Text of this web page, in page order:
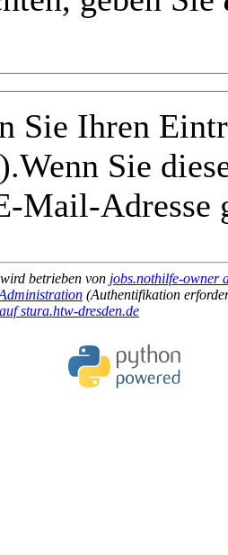
Sie Ihren
Sie
Mail-Adresse
wird betrieben von jobs.nothilfe-owner
(Authentifikation
stura.htw-dresden.de